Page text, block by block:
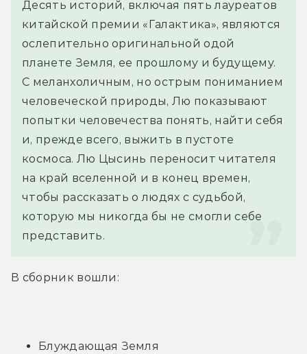
Десять историй, включая пять лауреатов
китайской премии «Галактика», являются
ослепительно оригинальной одой
планете Земля, ее прошлому и будущему.
С меланхоличным, но острым пониманием
человеческой природы, Лю показывают
попытки человечества понять, найти себя
и, прежде всего, выжить в пустоте
космоса. Лю Цысинь переносит читателя
на край вселенной и в конец времен,
чтобы рассказать о людях с судьбой,
которую мы никогда бы не смогли себе
представить.
В сборник вошли:
Блуждающая Земля